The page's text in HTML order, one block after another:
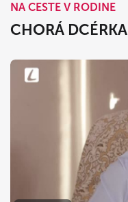
NA CESTE V RODINE
CHORÁ DCÉRKA